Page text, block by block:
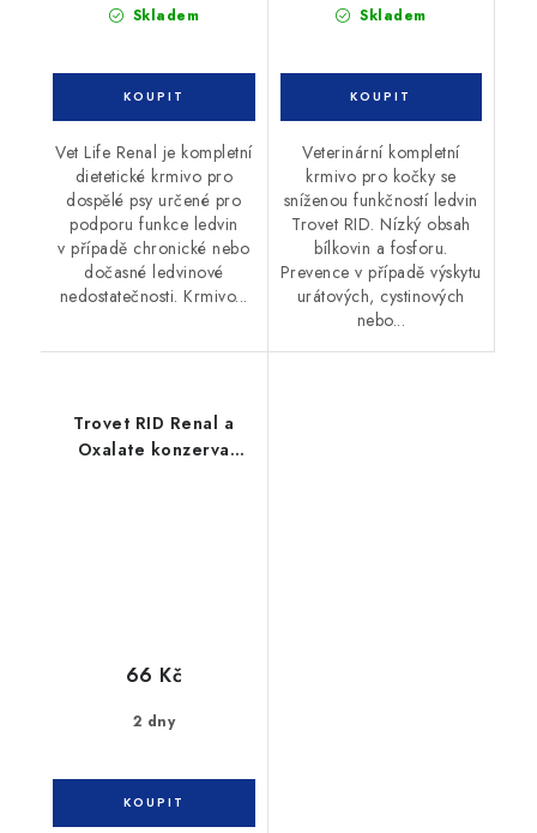
Skladem
Vet Life Renal je kompletní
dietetické krmivo pro
dospělé psy určené pro
podporu funkce ledvin
v případě chronické nebo
dočasné ledvinové
nedostatečnosti. Krmivo...
Skladem
Veterinární kompletní
krmivo pro kočky se
sníženou funkčností ledvin
Trovet RID. Nízký obsah
bílkovin a fosforu.
Prevence v případě výskytu
urátových, cystinových
nebo...
Trovet RID Renal a
Oxalate konzerva
2 dny
66 Kč